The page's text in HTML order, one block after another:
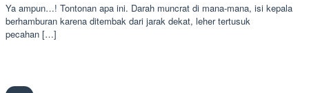
Ya ampun…! Tontonan apa ini. Darah muncrat di mana-mana, isi kepala
berhamburan karena ditembak dari jarak dekat, leher tertusuk
pecahan […]